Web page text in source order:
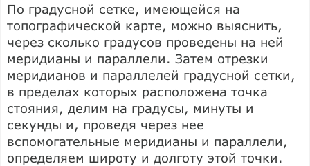
По градусной сетке, имеющейся на
топографической карте, можно выяснить,
через сколько градусов проведены на ней
меридианы и параллели. Затем отрезки
меридианов и параллелей градусной сетки,
в пределах которых расположена точка
стояния, делим на градусы, минуты и
секунды и, проведя через нее
вспомогательные меридианы и параллели,
определяем широту и долготу этой точки.